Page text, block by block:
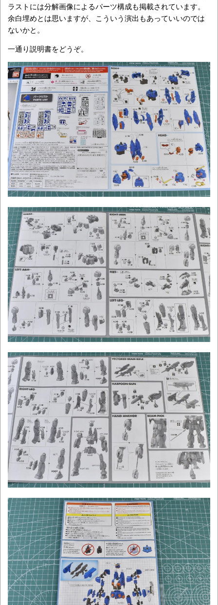
ラストには分解画像によるパーツ構成も掲載されています。
余白埋めとは思いますが、こういう演出もあっていいのでは
ないかと。
一通り説明書をどうぞ。